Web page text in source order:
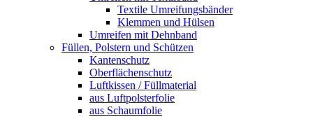
Textile Umreifungsbänder
Klemmen und Hülsen
Umreifen mit Dehnband
Füllen, Polstern und Schützen
Kantenschutz
Oberflächenschutz
Luftkissen / Füllmaterial
aus Luftpolsterfolie
aus Schaumfolie